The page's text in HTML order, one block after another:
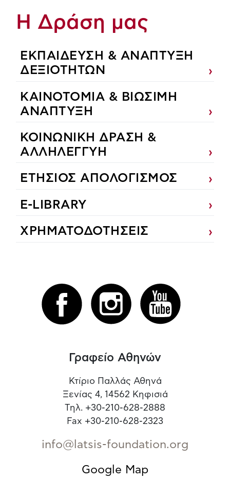
Η Δράση μας
ΕΚΠΑIΔΕΥΣΗ & ΑΝΑΠΤΥΞΗ
ΔΕΞΙΟΤΗΤΩΝ
ΚΑΙΝΟΤΟΜΙΑ & ΒΙΩΣΙΜΗ
ΑΝΑΠΤΥΞΗ
ΚΟΙΝΩΝΙΚΗ ΔΡΑΣΗ &
ΑΛΛΗΛΕΓΓΥΗ
ΕΤΗΣΙΟΣ ΑΠΟΛΟΓΙΣΜΟΣ
E-LIBRARY
ΧΡΗΜΑΤΟΔΟΤΗΣΕΙΣ
Γραφείο Αθηνών
Κτίριο Παλλάς Αθηνά
Ξενίας 4, 14562 Κηφισιά
Τηλ. +30-210-628-2888
Fax +30-210-628-2323
info@latsis-foundation.org
Google Map